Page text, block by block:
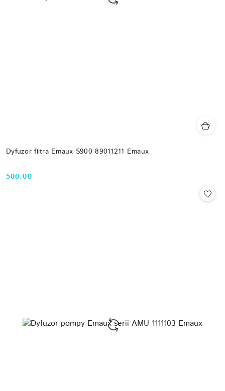
Dyfuzor filtra Emaux S900 89011211 Emaux
Cena:
500.00